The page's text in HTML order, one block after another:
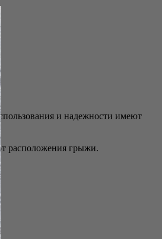
и надежности имеют
расположения грыжи.